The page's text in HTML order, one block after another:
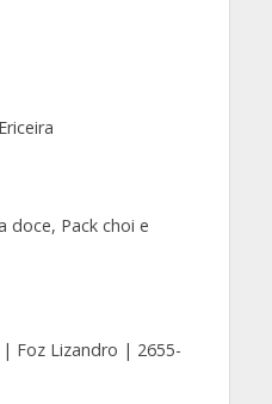
doce, Pack choi e
| Foz Lizandro | 2655-